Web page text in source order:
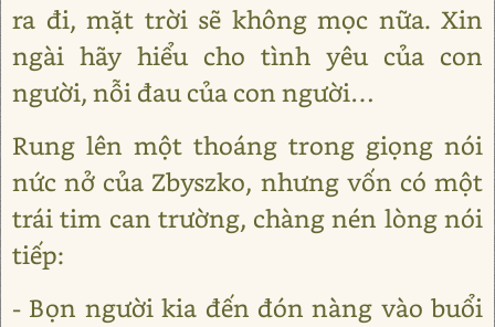
ra đi, mặt trời sẽ không mọc nữa. Xin
ngài hãy hiểu cho tình yêu của con
người, nỗi đau của con người…
Rung lên một thoáng trong giọng nói
nức nở của Zbyszko, nhưng vốn có một
trái tim can trường, chàng nén lòng nói
tiếp:
- Bọn người kia đến đón nàng vào buổi